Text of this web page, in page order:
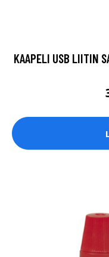
KAAPELI USB LIITIN